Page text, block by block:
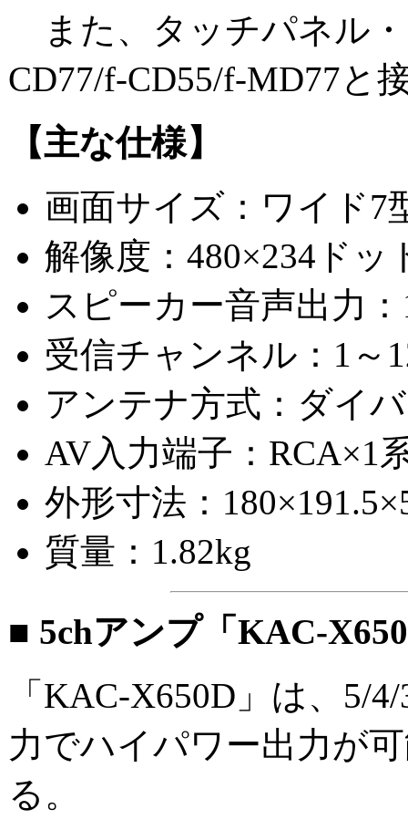
また、タッチパネル・
CD77/f-CD55/f-MD77と
【主な仕様】
画面サイズ：ワイド7
解像度：480×234ドッ
スピーカー音声出力
受信チャンネル：1～
アンテナ方式：ダイ
AV入力端子：RCA×1
外形寸法：
質量：1.82kg
■ 5chアンプ「KAC-
「KAC-X650D」は、5/
力でハイパワー出力が
る。